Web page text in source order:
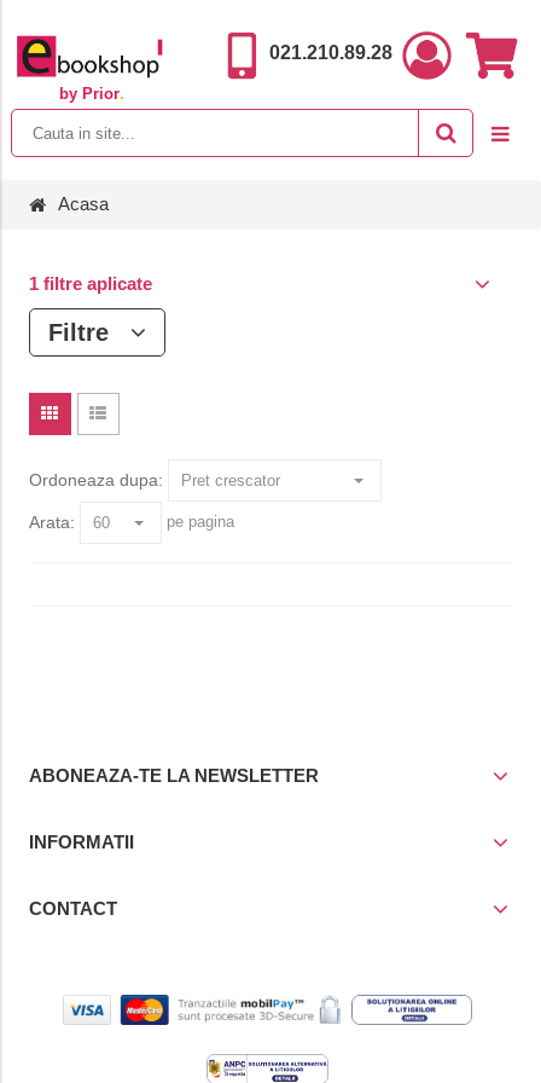
by Prior.
021.210.89.28
Acasa
1 filtre aplicate
Filtre
Ordoneaza dupa:
Arata: pe pagina
ABONEAZA-TE LA NEWSLETTER
INFORMATII
CONTACT